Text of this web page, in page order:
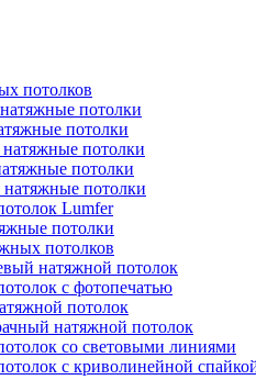
потолков
потолки
потолки
потолки
потолки
потолки
Lumfer
потолки
потолков
натяжной потолок
с фотопечатью
потолок
натяжной потолок
со световыми линиями
с криволинейной